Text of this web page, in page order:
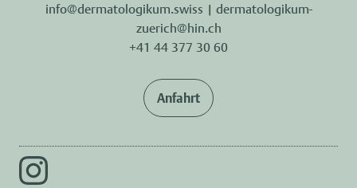
info@dermatologikum.swiss | dermatologikum-
zuerich@hin.ch
+41 44 377 30 60
Anfahrt